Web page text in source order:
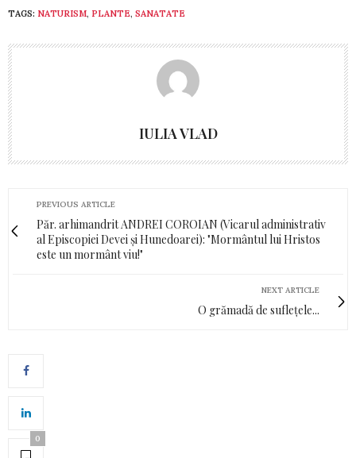
TAGS: NATURISM, PLANTE, SANATATE
IULIA VLAD
PREVIOUS ARTICLE
Păr. arhimandrit ANDREI COROIAN (Vicarul administrativ
al Episcopiei Devei și Hunedoarei): "Mormântul lui Hristos
este un mormânt viu!"
NEXT ARTICLE
O grămadă de suflețele...
0